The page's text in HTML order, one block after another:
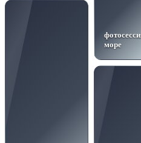
море